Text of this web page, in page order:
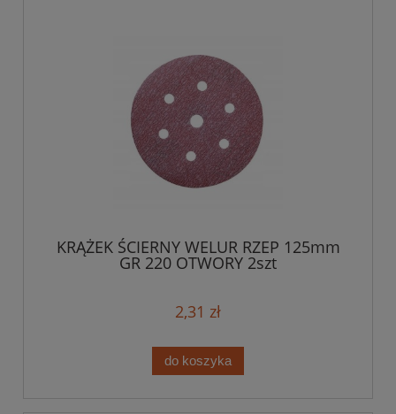
KRĄŻEK ŚCIERNY WELUR RZEP 125mm
GR 220 OTWORY 2szt
2,31 zł
do koszyka